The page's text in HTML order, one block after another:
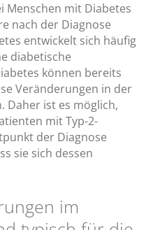
Menschen mit Diabetes
nach der Diagnose
entwickelt sich häufig
diabetische
können bereits
Veränderungen in der
Daher ist es möglich,
mit Typ-2-
der Diagnose
sie sich dessen
im